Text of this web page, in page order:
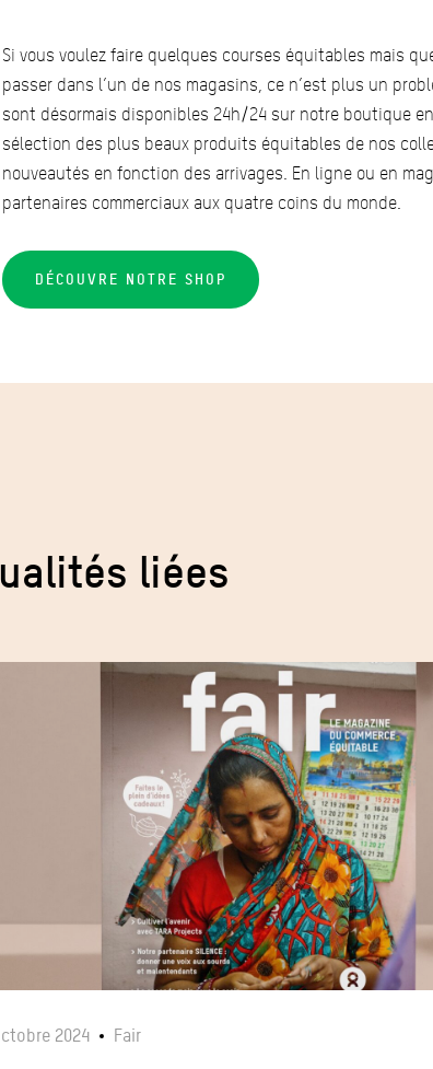
Si vous voulez faire quelques courses équitables mais
passer dans l’un de nos magasins, ce n’est plus un
sont désormais disponibles 24h/24 sur notre boutique
sélection des plus beaux produits équitables de nos
nouveautés en fonction des arrivages. En ligne ou en
partenaires commerciaux aux quatre coins du monde.
DÉCOUVRE NOTRE SHOP
liées
2024 Fair